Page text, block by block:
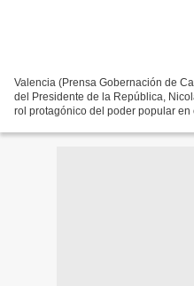
Valencia (Prensa Gobernación de
del Presidente de la República,
rol protagónico del poder popular